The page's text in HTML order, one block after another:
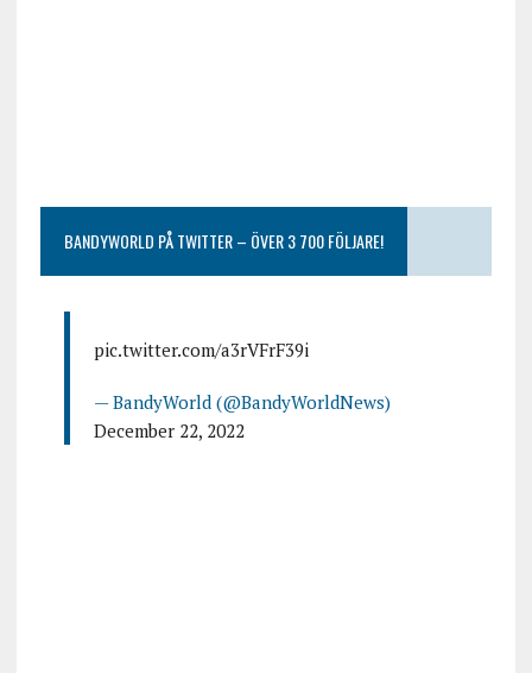
BANDYWORLD PÅ TWITTER – ÖVER 3 700 FÖLJARE!
pic.twitter.com/a3rVFrF39i
— BandyWorld (@BandyWorldNews)
December 22, 2022